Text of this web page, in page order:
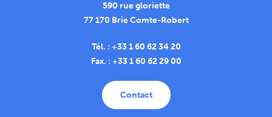
590 rue gloriette
77 170 Brie Comte-Robert
Tél. : +33 1 60 62 34 20
Fax. : +33 1 60 62 29 00
Contact